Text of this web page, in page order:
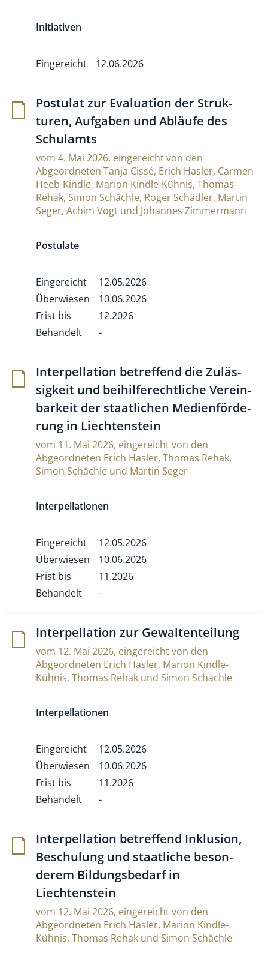
Initiativen
Eingereicht 12.06.2026
Postulat zur Eva­lua­tion der Struk­
turen, Auf­gaben und Abläufe des
Schulamts
vom 4. Mai 2026, eingereicht von den
Abgeordneten Tanja Cissé, Erich Hasler, Carmen
Heeb-Kindle, Marion Kindle-Kühnis, Thomas
Rehak, Simon Schächle, Roger Schädler, Martin
Seger, Achim Vogt und Johannes Zimmermann
Postulate
Eingereicht
12.05.2026
Überwiesen
10.06.2026
Frist bis
12.2026
Behandelt
-
Inter­pel­la­tion betref­fend die Zuläs­
sig­keit und bei­hil­fe­recht­liche Ver­ein­
bar­keit der staat­li­chen Medi­en­för­de­
rung in Liechtenstein
vom 11. Mai 2026, eingereicht von den
Abgeordneten Erich Hasler, Thomas Rehak,
Simon Schächle und Martin Seger
Interpellationen
Eingereicht
12.05.2026
Überwiesen
10.06.2026
Frist bis
11.2026
Behandelt
-
Inter­pel­la­tion zur Gewaltenteilung
vom 12. Mai 2026, eingereicht von den
Abgeordneten Erich Hasler, Marion Kindle-
Kühnis, Thomas Rehak und Simon Schächle
Interpellationen
Eingereicht
12.05.2026
Überwiesen
10.06.2026
Frist bis
11.2026
Behandelt
-
Inter­pel­la­tion betref­fend Inklu­sion,
Beschu­lung und staat­liche beson­
derem Bil­dungs­be­darf in
Liechtenstein
vom 12. Mai 2026, eingereicht von den
Abgeordneten Erich Hasler, Marion Kindle-
Kühnis, Thomas Rehak und Simon Schächle